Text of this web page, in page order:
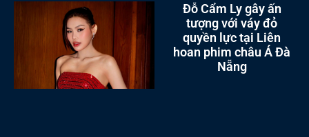
Đỗ Cẩm Ly gây ấn
tượng với váy đỏ
quyền lực tại Liên
hoan phim châu Á Đà
Nẵng